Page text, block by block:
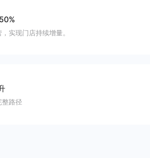
实现门店持续增量。
路径